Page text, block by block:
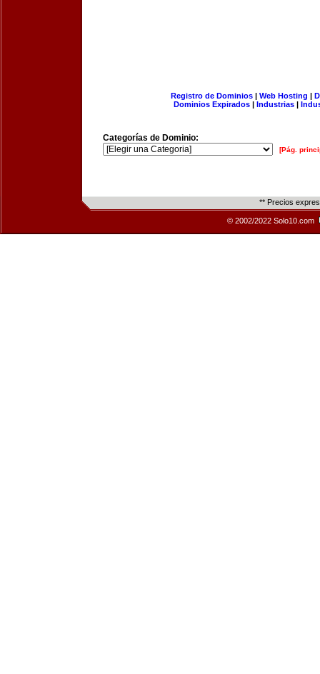
Registro de Dominios| Web Hosting |
Dominios Expirados | Industrias |
Categorías de Dominio:
[Pág.
** Precios
© 2002/2022 Solo10.com